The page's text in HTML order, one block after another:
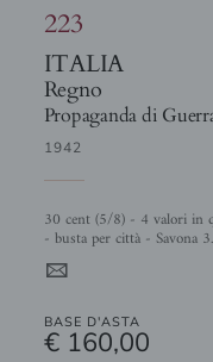
223
ITALIA
Regno
Propaganda di
1942
30 cent (5/8) - 4 valori in quartine (5/6 + 7/8) con interspazio al centro
- busta per città - Savona
4
BASE D'ASTA
€ 160,00